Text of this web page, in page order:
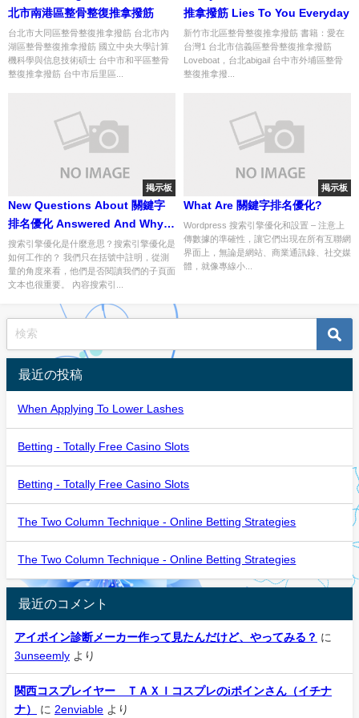
北市南港區整骨整復推拿撥筋
台北市大同區整骨整復推拿撥筋 台北市內
湖區整骨整復推拿撥筋 國立中央大學計算
機科學與信息技術碩士 台中市和平區整骨
整復推拿撥筋 台中市后里區...
推拿撥筋 Lies To You Everyday
新竹市北區整骨整復推拿撥筋 書籍：愛在
台灣1 台北市信義區整骨整復推拿撥筋
Loveboat，台北abigail 台中市外埔區整骨
整復推拿撥...
掲示板
New Questions About 關鍵字
排名優化 Answered And Why
You Must Read Every Word of
This Report
搜索引擎優化是什麼意思？搜索引擎優化是
如何工作的？ 我們只在括號中註明，從測
量的角度來看，他們是否閱讀我們的子頁面
文本也很重要。 內容搜索引...
掲示板
What Are 關鍵字排名優化?
Wordpress 搜索引擎優化和設置 – 注意上
傳數據的準確性，讓它們出現在所有互聯網
界面上，無論是網站、商業通訊錄、社交媒
體，就像專線小...
最近の投稿
When Applying To Lower Lashes
Betting - Totally Free Casino Slots
Betting - Totally Free Casino Slots
The Two Column Technique - Online Betting Strategies
The Two Column Technique - Online Betting Strategies
最近のコメント
アイポイン診断メーカー作って見たんだけど、やってみる？ に
3unseemly より
関西コスプレイヤー ＴＡＸＩコスプレのiポインさん（イチナ
ナ）
に 2enviable より